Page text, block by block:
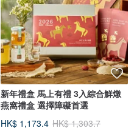
新年禮盒 馬上有禮 3入綜合鮮燉
燕窩禮盒 選擇障礙首選
HK$ 1,173.4 HK$ 1,303.7